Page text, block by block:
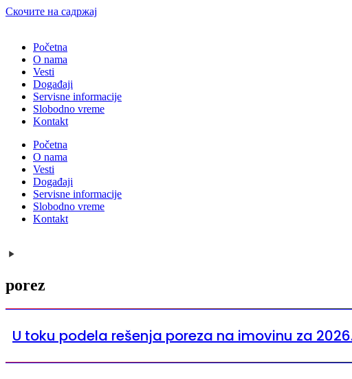
Скочите на садржај
Početna
O nama
Vesti
Događaji
Servisne informacije
Slobodno vreme
Kontakt
Početna
O nama
Vesti
Događaji
Servisne informacije
Slobodno vreme
Kontakt
porez
U toku podela rešenja poreza na imovinu za